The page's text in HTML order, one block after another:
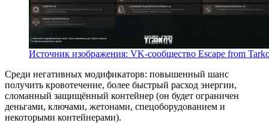
Источник изображения: VK-сообщество Escape from
Среди негативных модификаторв: повышенный шанс
получить кровотечение, более быстрый расход энергии,
сломанный защищённый контейнер (он будет ограничен
деньгами, ключами, жетонами, спецоборудованием и
некоторыми контейнерами).